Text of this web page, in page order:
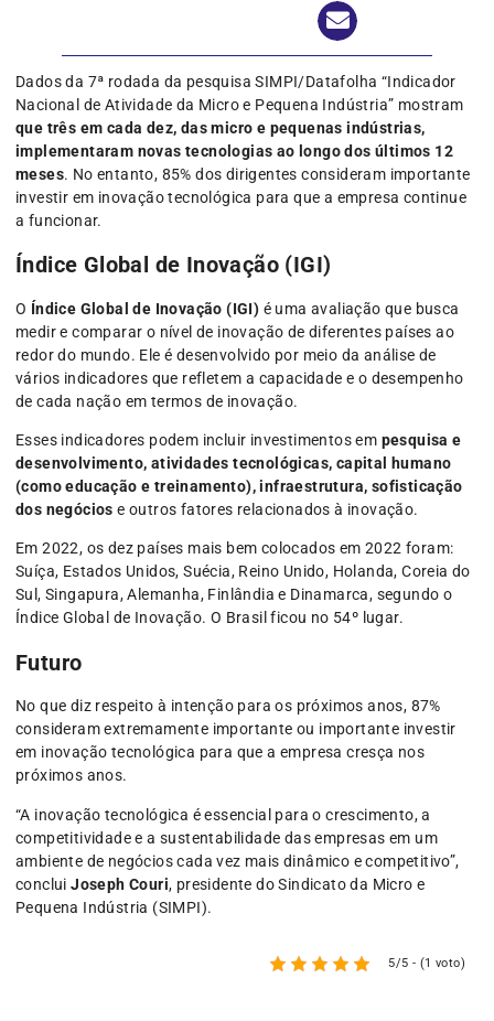
Dados da 7ª rodada da pesquisa SIMPI/Datafolha “Indicador
Nacional de Atividade da Micro e Pequena Indústria” mostram
que três em cada dez, das micro e pequenas indústrias,
implementaram novas tecnologias ao longo dos últimos 12
meses. No entanto, 85% dos dirigentes consideram importante
investir em inovação tecnológica para que a empresa continue
a funcionar.
Índice Global de Inovação (IGI)
O Índice Global de Inovação (IGI) é uma avaliação que busca
medir e comparar o nível de inovação de diferentes países ao
redor do mundo. Ele é desenvolvido por meio da análise de
vários indicadores que refletem a capacidade e o desempenho
de cada nação em termos de inovação.
Esses indicadores podem incluir investimentos em pesquisa e
desenvolvimento, atividades tecnológicas, capital humano
(como educação e treinamento), infraestrutura, sofisticação
dos negócios e outros fatores relacionados à inovação.
Em 2022, os dez países mais bem colocados em 2022 foram:
Suíça, Estados Unidos, Suécia, Reino Unido, Holanda, Coreia do
Sul, Singapura, Alemanha, Finlândia e Dinamarca, segundo o
Índice Global de Inovação. O Brasil ficou no 54º lugar.
Futuro
No que diz respeito à intenção para os próximos anos, 87%
consideram extremamente importante ou importante investir
em inovação tecnológica para que a empresa cresça nos
próximos anos.
“A inovação tecnológica é essencial para o crescimento, a
competitividade e a sustentabilidade das empresas em um
ambiente de negócios cada vez mais dinâmico e competitivo”,
concluiJoseph Couri, presidente do Sindicato da Micro e
Pequena Indústria (SIMPI).
5/5 - (1 voto)